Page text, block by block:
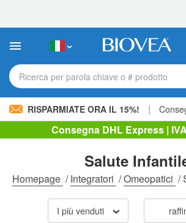
sito
include
sistemaRicerca per parola chiave o # prodotto
RISPARMIATE ORA IL 15%! |
Consegna DHL Express |
Salute
Homepage /Integratori /Omeopatici /
I più venduti